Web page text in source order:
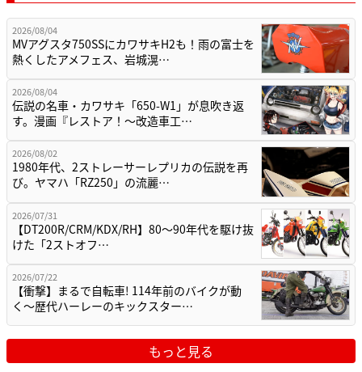
2026/08/04
MVアグスタ750SSにカワサキH2も！雨の富士を
熱くしたアメフェス、岩城滉…
2026/08/04
伝説の名車・カワサキ「650-W1」が息吹き返
す。漫画『レストア！～改造車工…
2026/08/02
1980年代、2ストレーサーレプリカの伝説を再
び。ヤマハ「RZ250」の流麗…
2026/07/31
【DT200R/CRM/KDX/RH】80〜90年代を駆け抜
けた「2ストオフ…
2026/07/22
【衝撃】まるで自転車! 114年前のバイクが動
く〜歴代ハーレーのキックスター…
もっと見る